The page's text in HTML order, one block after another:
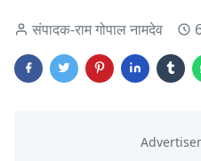
संपादक-राम गोपाल नामदेव